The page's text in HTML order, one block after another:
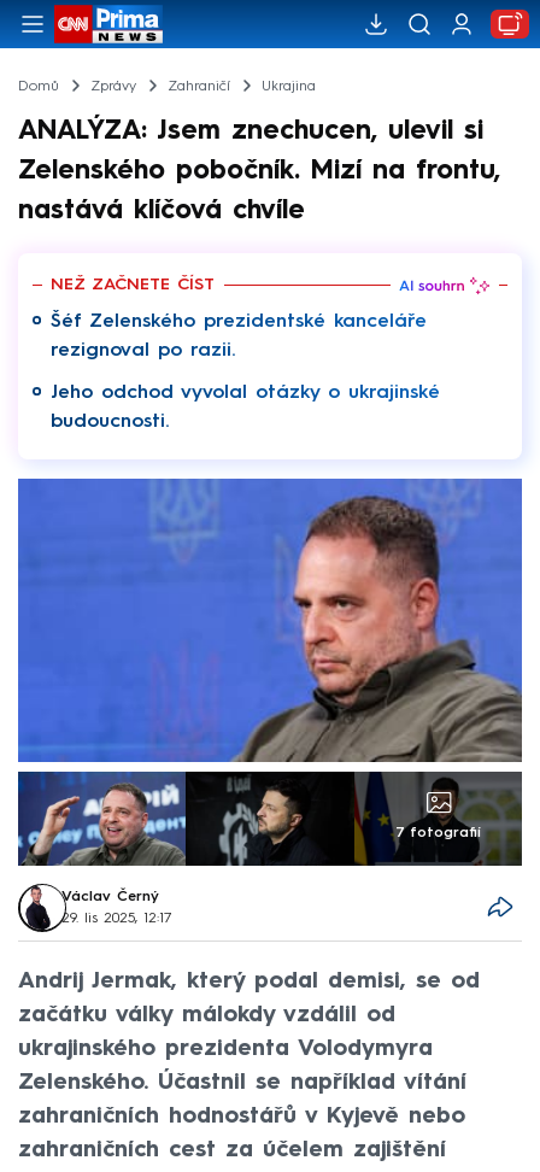
Domů Zprávy Zahraničí Ukrajina
ANALÝZA: Jsem znechucen, ulevil si
Zelenského pobočník. Mizí na frontu,
nastává klíčová chvíle
NEŽ ZAČNETE ČÍST
Šéf Zelenského prezidentské kanceláře
rezignoval po razii.
Jeho odchod vyvolal otázky o ukrajinské
budoucnosti.
7 fotografií
Václav Černý
29. lis 2025, 12:17
Andrij Jermak, který podal demisi, se od
začátku války málokdy vzdálil od
ukrajinského prezidenta Volodymyra
Zelenského. Účastnil se například vítání
zahraničních hodnostářů v Kyjevě nebo
zahraničních cest za účelem zajištění